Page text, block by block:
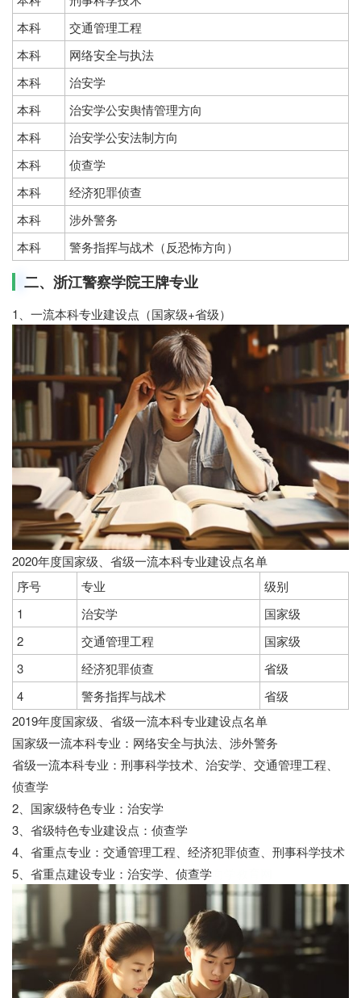
本科
交通管理工程
本科
网络安全与执法
本科
治安学
本科
治安学公安舆情管理方向
本科
治安学公安法制方向
本科
侦查学
本科
经济犯罪侦查
本科
涉外警务
本科
警务指挥与战术（反恐怖方向）
二、浙江警察学院王牌专业
1、一流本科专业建设点（国家级+省级）
2020年度国家级、省级一流本科专业建设点名单
序号
专业
级别
1
治安学
国家级
2
交通管理工程
国家级
3
经济犯罪侦查
省级
4
警务指挥与战术
省级
2019年度国家级、省级一流本科专业建设点名单
国家级一流本科专业：网络安全与执法、涉外警务
省级一流本科专业：刑事科学技术、治安学、交通管理工程、
侦查学
2、国家级特色专业：治安学
3、省级特色专业建设点：侦查学
4、省重点专业：交通管理工程、经济犯罪侦查、刑事科学技术
5、省重点建设专业：治安学、侦查学